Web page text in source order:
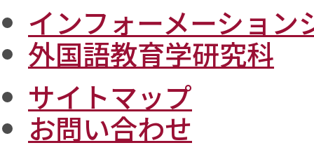
インフォーメーション
外国語教育学研究科
サイトマップ
お問い合わせ